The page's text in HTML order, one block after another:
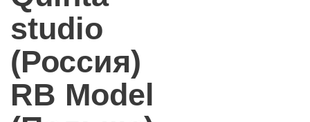
studio
(Россия)
RB Model